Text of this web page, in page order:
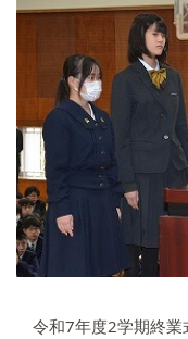
生徒の活躍
修学旅行だより
令和7年度2学期終業